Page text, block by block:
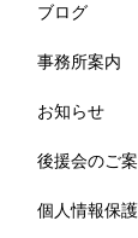
ブログ
事務所案内
お知らせ
後援会のご
個人情報保